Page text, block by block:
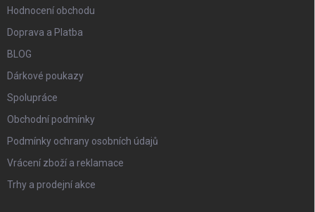
Hodnocení obchodu
Doprava a Platba
BLOG
Dárkové poukazy
Spolupráce
Obchodní podmínky
Podmínky ochrany osobních údajů
Vrácení zboží a reklamace
Trhy a prodejní akce